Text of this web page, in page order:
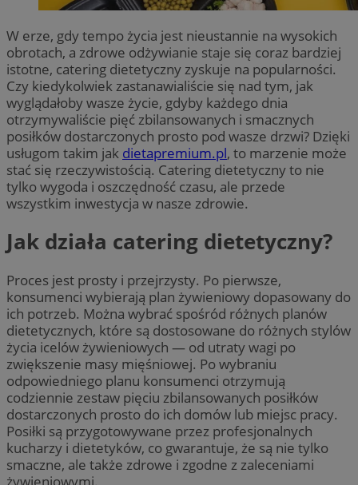
W erze, gdy tempo życia jest nieustannie na wysokich
obrotach, a zdrowe odżywianie staje się coraz bardziej
istotne, catering dietetyczny zyskuje na popularności.
Czy kiedykolwiek zastanawialiście się nad tym, jak
wyglądałoby wasze życie, gdyby każdego dnia
otrzymywaliście pięć zbilansowanych i smacznych
posiłków dostarczonych prosto pod wasze drzwi? Dzięki
usługom takim jak dietapremium.pl, to marzenie może
stać się rzeczywistością. Catering dietetyczny to nie
tylko wygoda i oszczędność czasu, ale przede
wszystkim inwestycja w nasze zdrowie.
Jak działa catering dietetyczny?
Proces jest prosty i przejrzysty. Po pierwsze,
konsumenci wybierają plan żywieniowy dopasowany do
ich potrzeb. Można wybrać spośród różnych planów
dietetycznych, które są dostosowane do różnych stylów
życia icelów żywieniowych — od utraty wagi po
zwiększenie masy mięśniowej. Po wybraniu
odpowiedniego planu konsumenci otrzymują
codziennie zestaw pięciu zbilansowanych posiłków
dostarczonych prosto do ich domów lub miejsc pracy.
Posiłki są przygotowywane przez profesjonalnych
kucharzy i dietetyków, co gwarantuje, że są nie tylko
smaczne, ale także zdrowe i zgodne z zaleceniami
żywieniowymi.